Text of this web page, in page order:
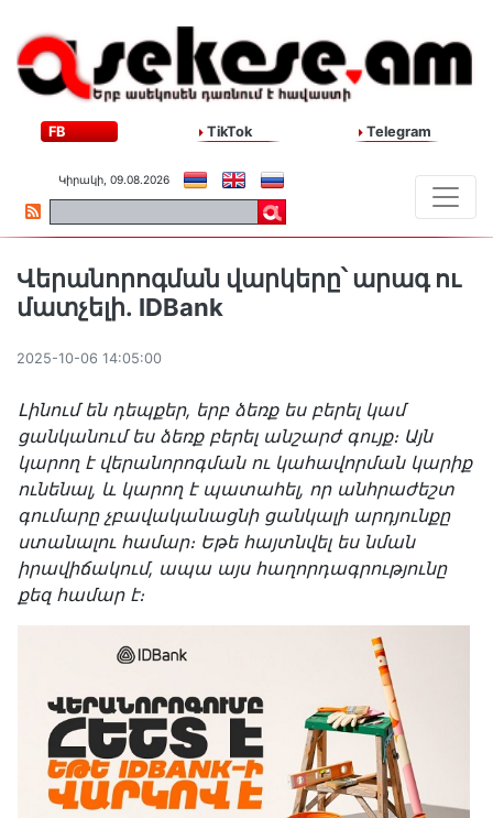
FB TikTok Telegram
Կիրակի, 09.08.2026
Վերանորոգման վարկերը՝ արագ ու
մատչելի․ IDBank
2025-10-06 14:05:00
Լինում են դեպքեր, երբ ձեռք ես բերել կամ
ցանկանում ես ձեռք բերել անշարժ գույք։ Այն
կարող է վերանորոգման ու կահավորման կարիք
ունենալ, և կարող է պատահել, որ անհրաժեշտ
գումարը չբավականացնի ցանկալի արդյունքը
ստանալու համար։ Եթե հայտնվել ես նման
իրավիճակում, ապա այս հաղորդագրությունը
քեզ համար է։